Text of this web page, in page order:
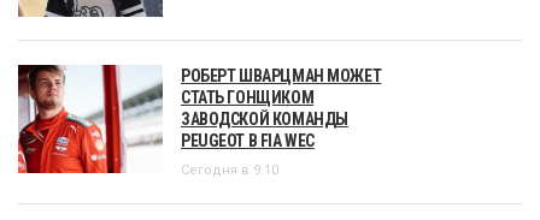
РОБЕРТ ШВАРЦМАН МОЖЕТ
СТАТЬ ГОНЩИКОМ
ЗАВОДСКОЙ КОМАНДЫ
PEUGEOT В FIA WEC
Сегодня в 9:10